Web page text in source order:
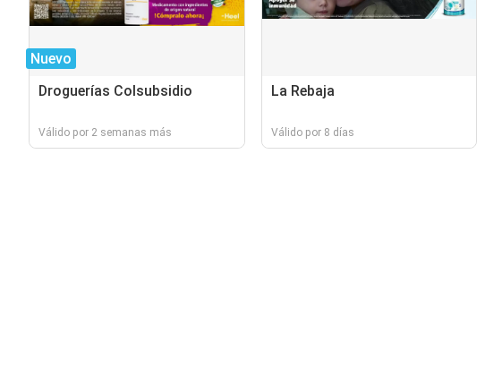
Nuevo
Droguerías Colsubsidio
Válido por 2 semanas más
La Rebaja
Válido por 8 días